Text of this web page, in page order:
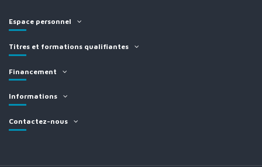
Espace personnel
Titres et formations qualifiantes
Financement
Informations
Contactez-nous